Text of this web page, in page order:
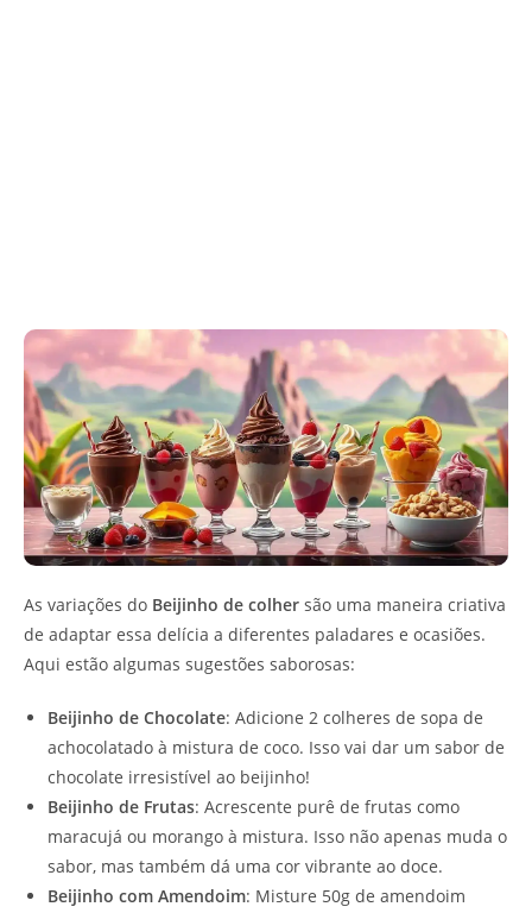
As variações do Beijinho de colher são uma maneira criativa
de adaptar essa delícia a diferentes paladares e ocasiões.
Aqui estão algumas sugestões saborosas:
Beijinho de Chocolate: Adicione 2 colheres de sopa de
achocolatado à mistura de coco. Isso vai dar um sabor de
chocolate irresistível ao beijinho!
Beijinho de Frutas: Acrescente purê de frutas como
maracujá ou morango à mistura. Isso não apenas muda o
sabor, mas também dá uma cor vibrante ao doce.
Beijinho com Amendoim: Misture 50g de amendoim